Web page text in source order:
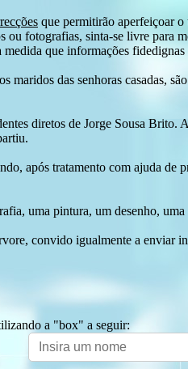
que permitirão aperfeiçoar o
fotografias, sinta-se livre para
que informações
maridos das senhoras casadas,
diretos de Jorge Sousa
após tratamento com ajuda
uma pintura, um desenho,
convido igualmente a enviar
a "box" a seguir: